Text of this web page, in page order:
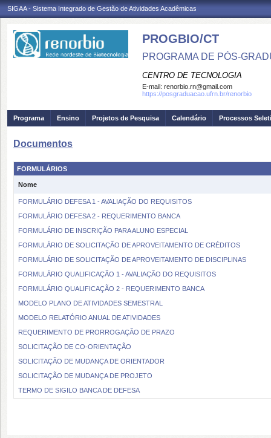
SIGAA - Sistema Integrado de Gestão de Atividades Acadêmicas
PROGBIO/CT
PROGRAMA DE PÓS-
CENTRO DE TECNOLOGIA
E-mail: renorbio.rn@gmail.com
https://posgraduacao.ufrn.br/renorbio
Programa Ensino Projetos de Pesquisa Calendário Processos
Documentos
FORMULÁRIOS
Nome
FORMULÁRIO DEFESA 1 - AVALIAÇÃO DO REQUISITOS
FORMULÁRIO DEFESA 2 - REQUERIMENTO BANCA
FORMULÁRIO DE INSCRIÇÃO PARA ALUNO ESPECIAL
FORMULÁRIO DE SOLICITAÇÃO DE APROVEITAMENTO DE CRÉDITOS
FORMULÁRIO DE SOLICITAÇÃO DE APROVEITAMENTO DE DISCIPLINAS
FORMULÁRIO QUALIFICAÇÃO 1 - AVALIAÇÃO DO REQUISITOS
FORMULÁRIO QUALIFICAÇÃO 2 - REQUERIMENTO BANCA
MODELO PLANO DE ATIVIDADES SEMESTRAL
MODELO RELATÓRIO ANUAL DE ATIVIDADES
REQUERIMENTO DE PRORROGAÇÃO DE PRAZO
SOLICITAÇÃO DE CO-ORIENTAÇÃO
SOLICITAÇÃO DE MUDANÇA DE ORIENTADOR
SOLICITAÇÃO DE MUDANÇA DE PROJETO
TERMO DE SIGILO BANCA DE DEFESA